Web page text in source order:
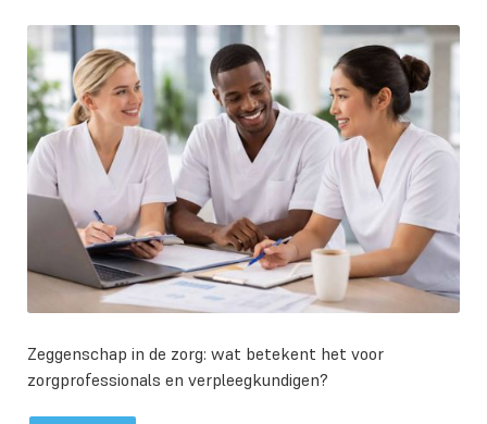
Zeggenschap in de zorg: wat betekent het voor
zorgprofessionals en verpleegkundigen?